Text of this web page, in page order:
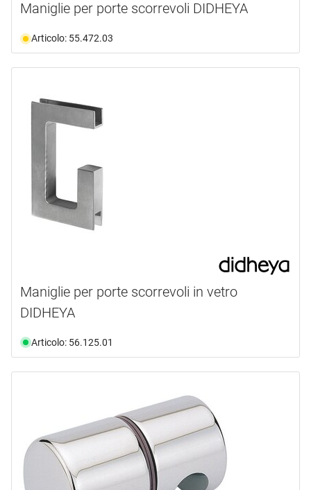
Maniglie per porte scorrevoli DIDHEYA
Articolo: 55.472.03
Maniglie per porte scorrevoli in vetro
DIDHEYA
Articolo: 56.125.01